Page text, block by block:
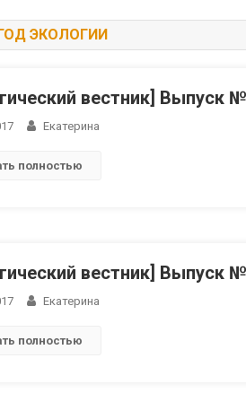
ЭКОЛОГИИ
вестник] Выпуск
Екатерина
полностью
вестник] Выпуск
Екатерина
полностью